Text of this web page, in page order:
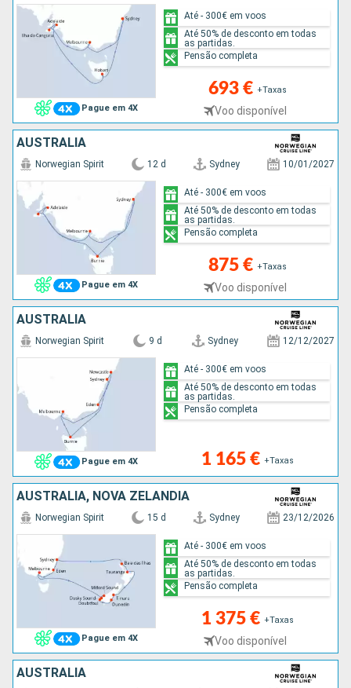
Pague em 4X
693 € +Taxas
Voo disponível
Até - 300€ em voos
Até 50% de desconto em todas
as partidas.
Pensão completa
AUSTRALIA
Pague em 4X
Norwegian Spirit 12 d Sydney 10/01/2027
875 € +Taxas
Voo disponível
Até - 300€ em voos
Até 50% de desconto em todas
as partidas.
Pensão completa
AUSTRALIA
Pague em 4X
Norwegian Spirit 9 d Sydney 12/12/2027
1 165 € +Taxas
Até - 300€ em voos
Até 50% de desconto em todas
as partidas.
Pensão completa
AUSTRALIA, NOVA ZELANDIA
Pague em 4X
Norwegian Spirit 15 d Sydney 23/12/2026
1 375 € +Taxas
Voo disponível
Até - 300€ em voos
Até 50% de desconto em todas
as partidas.
Pensão completa
AUSTRALIA